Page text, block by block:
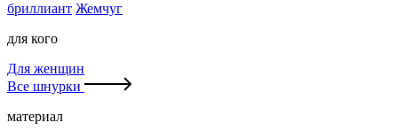
бриллиант Жемчуг
для кого
Для женщин
Все шнурки
материал